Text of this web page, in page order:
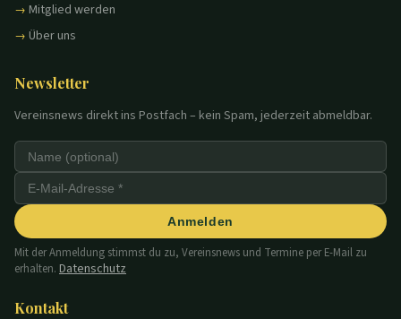
Mitglied werden
Über uns
Newsletter
Vereinsnews direkt ins Postfach – kein Spam, jederzeit abmeldbar.
Anmelden
Mit der Anmeldung stimmst du zu, Vereinsnews und Termine per E-Mail zu
erhalten. Datenschutz
Kontakt